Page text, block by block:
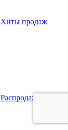
Хиты продаж
Распродажа